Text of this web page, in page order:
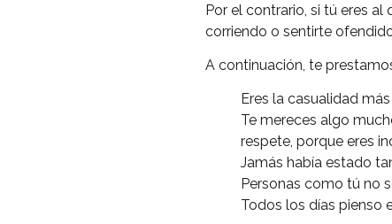
Por el contrario, si tú eres
corriendo o sentirte
A continuación, te
Eres la casualidad
Te mereces algo
respete, porque eres
Jamás había estado
Personas como tú no
Todos los días pienso